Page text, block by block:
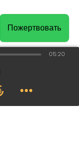
05:20
Пожертвовать